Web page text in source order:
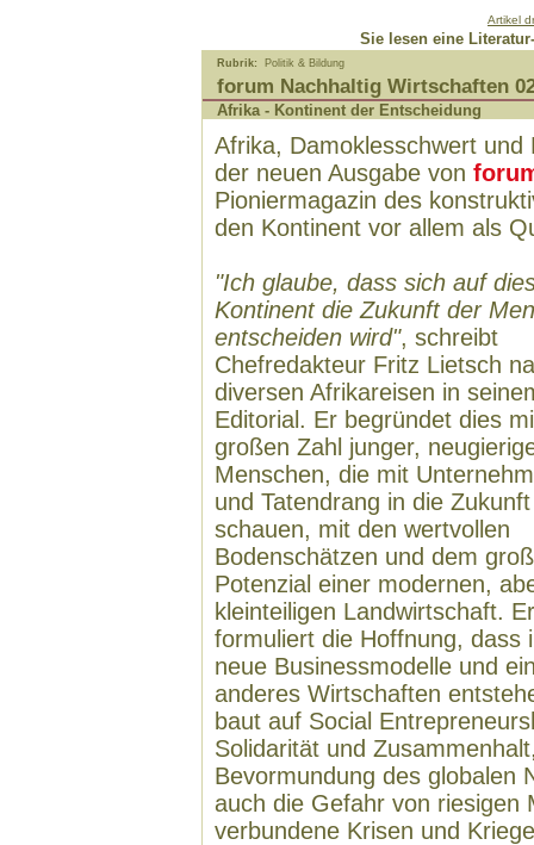
Artikel
Sie lesen eine
Rubrik: Politik & Bildung
forum Nachhaltig Wirtschaften
Afrika - Kontinent der Entscheidung
Afrika, Damoklesschwert
der neuen Ausgabe von
Pioniermagazin des
den Kontinent vor allem als
"Ich glaube, dass sich auf
Kontinent die Zukunft der
entscheiden wird", schreibt
Chefredakteur Fritz Lietsch
diversen Afrikareisen in
Editorial. Er begründet dies
großen Zahl junger,
Menschen, die mit
und Tatendrang in die Zukunft
schauen, mit den wertvollen
Bodenschätzen und dem
Potenzial einer modernen,
kleinteiligen Landwirtschaft. Er
formuliert die Hoffnung, dass
neue Businessmodelle und
anderes Wirtschaften
baut auf Social
Solidarität und
Bevormundung des globalen
auch die Gefahr von riesigen
verbundene Krisen und